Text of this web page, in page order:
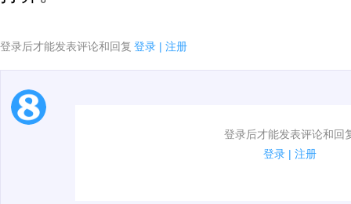
登录后才能发表评论和回复 登录 | 注册
登录后才能发表评论和回
登录 | 注册
1.电脑端新用户可以发表评论了！